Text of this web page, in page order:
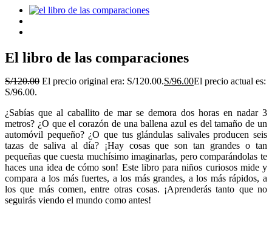
El libro de las comparaciones
S/120.00 El precio original era: S/120.00.S/96.00El precio actual es:
S/96.00.
¿Sabías que al caballito de mar se demora dos horas en nadar 3
metros? ¿O que el corazón de una ballena azul es del tamaño de un
automóvil pequeño? ¿O que tus glándulas salivales producen seis
tazas de saliva al día? ¡Hay cosas que son tan grandes o tan
pequeñas que cuesta muchísimo imaginarlas, pero comparándolas te
haces una idea de cómo son! Este libro para niños curiosos mide y
compara a los más fuertes, a los más grandes, a los más rápidos, a
los que más comen, entre otras cosas. ¡Aprenderás tanto que no
seguirás viendo el mundo como antes!